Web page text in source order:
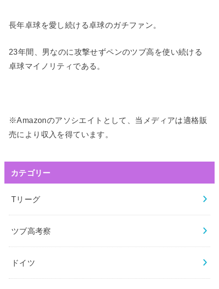
長年卓球を愛し続ける卓球のガチファン。
23年間、男なのに攻撃せずペンのツブ高を使い続ける
卓球マイノリティである。
※Amazonのアソシエイトとして、当メディアは適格販
売により収入を得ています。
カテゴリー
Tリーグ
ツブ高考察
ドイツ